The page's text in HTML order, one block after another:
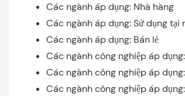
Các ngành áp dụng: Nhà hàng
Các ngành áp dụng: Sử dụng tại
Các ngành áp dụng: Bán lẻ
Các ngành công nghiệp áp
Các ngành công nghiệp áp
Các ngành công nghiệp áp